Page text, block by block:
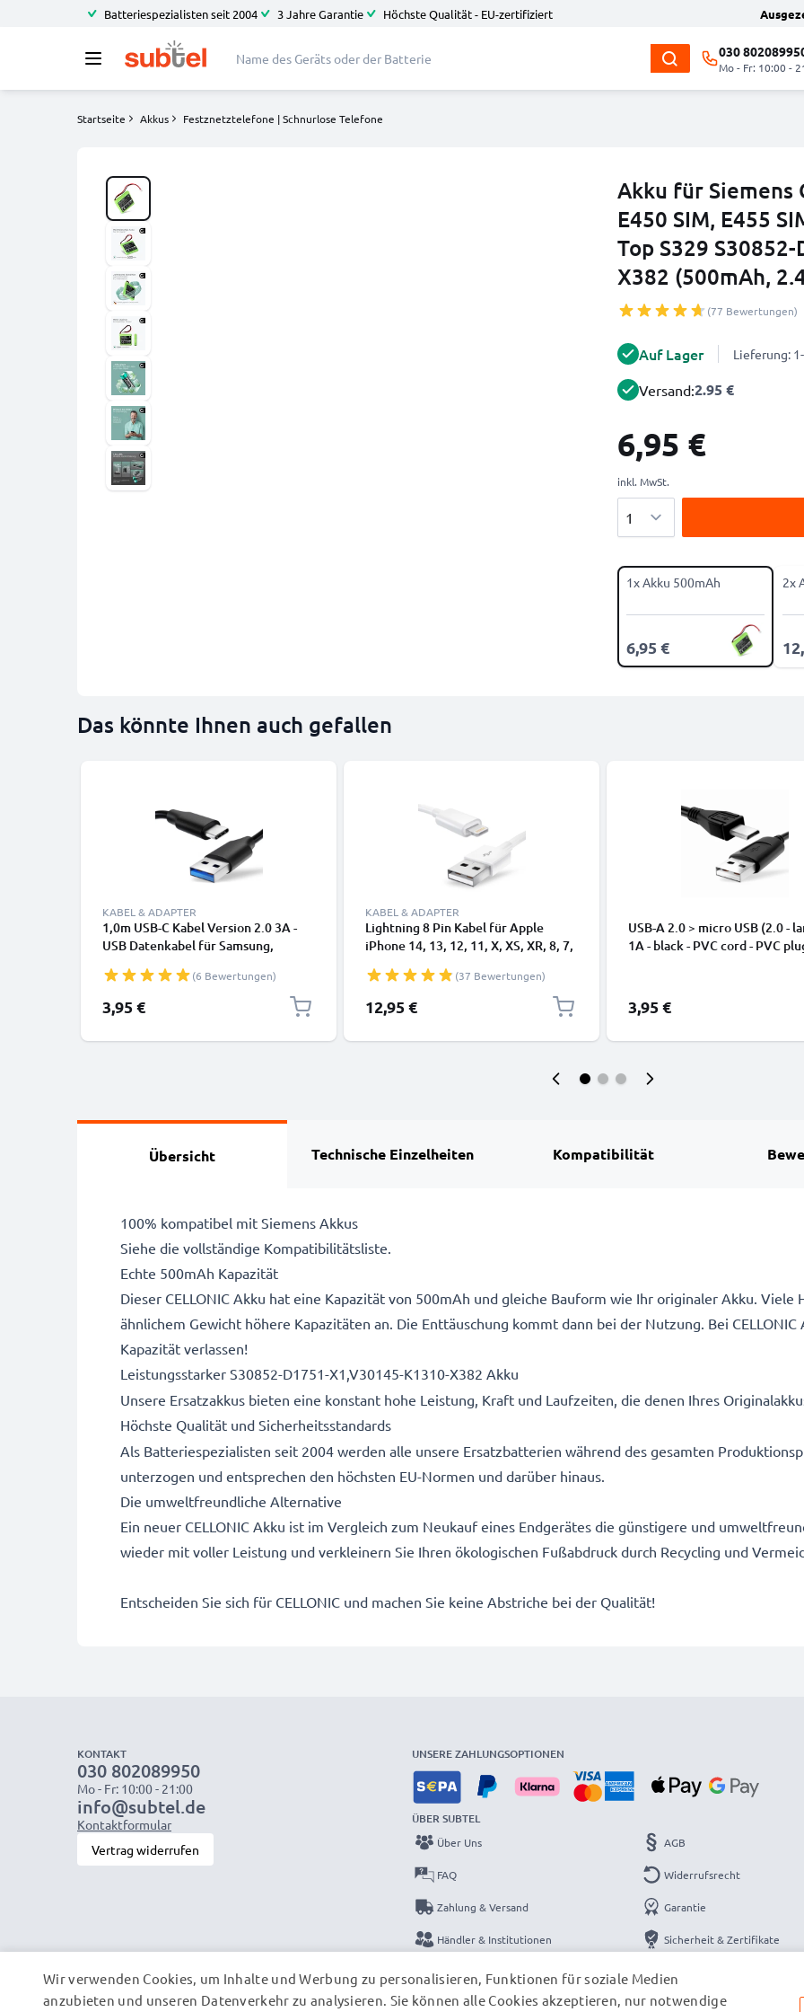
Batteriespezialisten seit 2004 3 Jahre Garantie Höchste Qualität - EU-zertifiziert
030
Mo - Fr: 10:00 -
Startseite Akkus Festznetztelefone | Schnurlose Telefone
Akku für Siemens
E450 SIM, E455
Top S329
X382 (500mAh,
(77 Bewertungen)
Auf Lager Lieferung:
Versand:2.95 €
6,95 €
inkl. MwSt.
1x Akku 500mAh
6,95 €
2x
Das könnte Ihnen auch gefallen
KABEL & ADAPTER
1,0m USB-C Kabel Version 2.0 3A -
USB Datenkabel für Samsung,
Canon, Panasonic Lumix, Sony,
GoPro uvm PVC schwarz
(6 Bewertungen)
3,95 €
KABEL & ADAPTER
Lightning 8 Pin Kabel für Apple
iPhone 14, 13, 12, 11, X, XS, XR, 8, 7,
Datenkabel für Smartphone
(37 Bewertungen)
12,95 €
USB-A 2.0 > micro USB (2.0 -
1A - black - PVC cord - PVC
3,95 €
Übersicht Technische Einzelheiten Kompatibilität
100% kompatibel mit Siemens Akkus
Siehe die vollständige Kompatibilitätsliste.
Echte 500mAh Kapazität
Dieser CELLONIC Akku hat eine Kapazität von 500mAh und gleiche Bauform wie Ihr originaler Akku.
ähnlichem Gewicht höhere Kapazitäten an. Die Enttäuschung kommt dann bei der Nutzung. Bei
Kapazität verlassen!
Leistungsstarker S30852-D1751-X1,V30145-K1310-X382 Akku
Unsere Ersatzakkus bieten eine konstant hohe Leistung, Kraft und Laufzeiten, die denen Ihres
Höchste Qualität und Sicherheitsstandards
Als Batteriespezialisten seit 2004 werden alle unsere Ersatzbatterien während des gesamten
unterzogen und entsprechen den höchsten EU-Normen und darüber hinaus.
Die umweltfreundliche Alternative
Ein neuer CELLONIC Akku ist im Vergleich zum Neukauf eines Endgerätes die günstigere und
wieder mit voller Leistung und verkleinern Sie Ihren ökologischen Fußabdruck durch Recycling und
Entscheiden Sie sich für CELLONIC und machen Sie keine Abstriche bei der Qualität!
KONTAKT
030 802089950
Mo - Fr: 10:00 - 21:00
info@subtel.de
Kontaktformular
Vertrag widerrufen
UNSERE ZAHLUNGSOPTIONEN
ÜBER SUBTEL
Über Uns
FAQ
Zahlung & Versand
Händler & Institutionen
Kataloge
Kontakt
AGB
Widerrufsrecht
Garantie
Sicherheit & Zertifikate
Impressum
Wir verwenden Cookies, um Inhalte und Werbung zu personalisieren, Funktionen für soziale Medien
anzubieten und unseren Datenverkehr zu analysieren. Sie können alle Cookies akzeptieren, nur notwendige